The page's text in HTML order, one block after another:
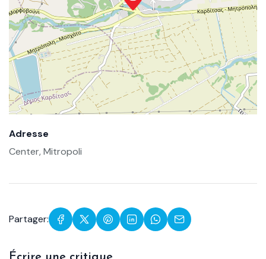
Adresse
Center, Mitropoli
Partager: